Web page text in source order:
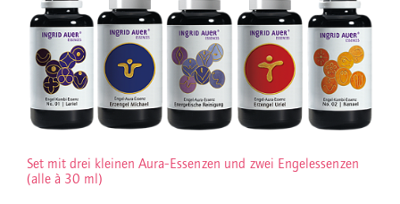
Set mit drei kleinen Aura-Essenzen und zwei Engelessenzen
(alle à 30 ml)